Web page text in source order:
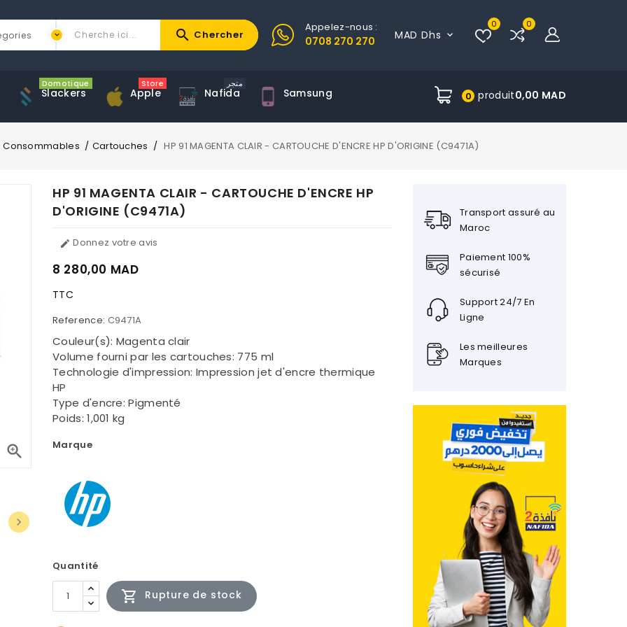
0
0
MAD Dhs 
Appelez-nous :
0708 270 270
search Chercher
Slackers
Domotique
Apple
Store
Nafida
متجر
Samsung 0 produit0,00 MAD
Consommables Cartouches HP 91 MAGENTA CLAIR - CARTOUCHE D'ENCRE HP D'ORIGINE (C9471A)


HP 91 MAGENTA CLAIR - CARTOUCHE D'ENCRE HP
D'ORIGINE (C9471A)
 Donnez votre avis
8 280,00 MAD
TTC
Reference: C9471A
Couleur(s): Magenta clair
Volume fourni par les cartouches: 775 ml
Technologie d'impression: Impression jet d'encre thermique
HP
Type d'encre: Pigmenté
Poids: 1,001 kg
Marque
Quantité
 Rupture de stock
Transport assuré au
Maroc
Paiement 100%
sécurisé
Support 24/7 En
Ligne
Les meilleures
Marques